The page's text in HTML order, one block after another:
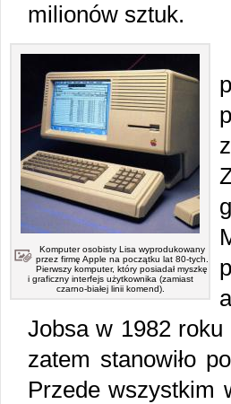
milionów sztuk.
Komputer osobisty Lisa wyprodukowany
przez firmę Apple na początku lat 80-tych.
Pierwszy komputer, który posiadał myszkę
i graficzny interfejs użytkownika (zamiast
czarno-białej linii komend).
Jobsa w 1982 roku
zatem stanowiło
Przede wszystkim